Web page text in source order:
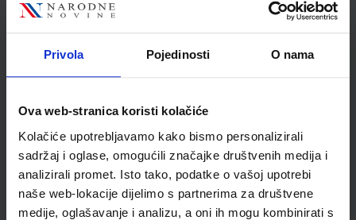
Privola Pojedinosti O nama
Ova web-stranica koristi kolačiće
Kolačiće upotrebljavamo kako bismo personalizirali
sadržaj i oglase, omogućili značajke društvenih medija i
analizirali promet. Isto tako, podatke o vašoj upotrebi
naše web-lokacije dijelimo s partnerima za društvene
medije, oglašavanje i analizu, a oni ih mogu kombinirati s
Nakladnik
ŠKOLSKA KNJIGA d.d.
Despoja Erika Tušek
Vrsta škole
1 OSNOVNA
Nastavni predmet
FIZIKA
Reg br min
7070-DOM2